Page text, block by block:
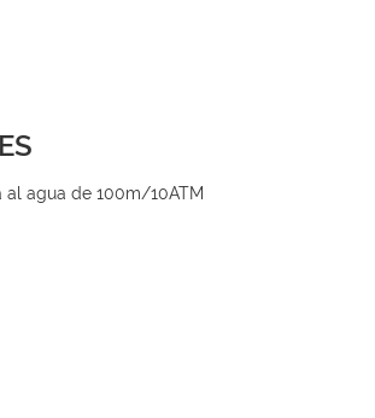
al agua de 100m/10ATM